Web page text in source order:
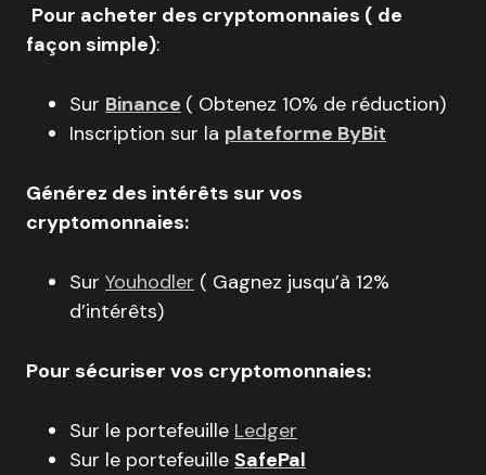
Pour acheter des cryptomonnaies ( de
façon simple):
Sur Binance ( Obtenez 10% de réduction)
Inscription sur la plateforme ByBit
Générez des intérêts sur vos
cryptomonnaies:
Sur Youhodler ( Gagnez jusqu’à 12%
d’intérêts)
Pour sécuriser vos cryptomonnaies:
Sur le portefeuille Ledger
Sur le portefeuille SafePal